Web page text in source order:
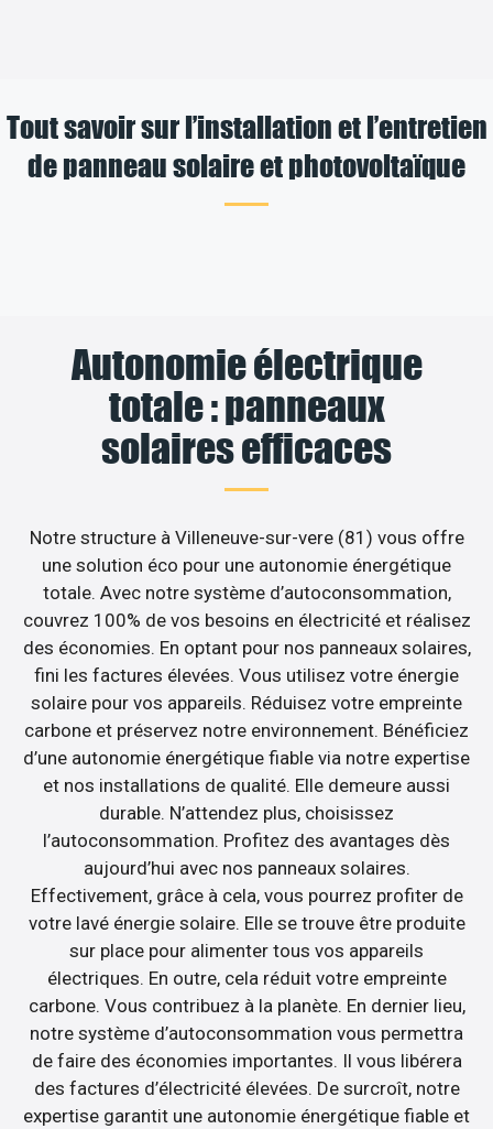
Tout savoir sur l’installation et l’entretien
de panneau solaire et photovoltaïque
Autonomie électrique
totale : panneaux
solaires efficaces
Notre structure à Villeneuve-sur-vere (81) vous offre
une solution éco pour une autonomie énergétique
totale. Avec notre système d’autoconsommation,
couvrez 100% de vos besoins en électricité et réalisez
des économies. En optant pour nos panneaux solaires,
fini les factures élevées. Vous utilisez votre énergie
solaire pour vos appareils. Réduisez votre empreinte
carbone et préservez notre environnement. Bénéficiez
d’une autonomie énergétique fiable via notre expertise
et nos installations de qualité. Elle demeure aussi
durable. N’attendez plus, choisissez
l’autoconsommation. Profitez des avantages dès
aujourd’hui avec nos panneaux solaires.
Effectivement, grâce à cela, vous pourrez profiter de
votre lavé énergie solaire. Elle se trouve être produite
sur place pour alimenter tous vos appareils
électriques. En outre, cela réduit votre empreinte
carbone. Vous contribuez à la planète. En dernier lieu,
notre système d’autoconsommation vous permettra
de faire des économies importantes. Il vous libérera
des factures d’électricité élevées. De surcroît, notre
expertise garantit une autonomie énergétique fiable et